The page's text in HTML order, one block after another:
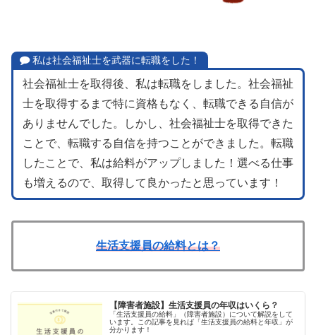
私は社会福祉士を武器に転職をした！
社会福祉士を取得後、私は転職をしました。社会福祉
士を取得するまで特に資格もなく、転職できる自信が
ありませんでした。しかし、社会福祉士を取得できた
ことで、転職する自信を持つことができました。転職
したことで、私は給料がアップしました！選べる仕事
も増えるので、取得して良かったと思っています！
生活支援員の給料とは？
【障害者施設】生活支援員の年収はいくら？
「生活支援員の給料」（障害者施設）について解説をして
います。この記事を見れば「生活支援員の給料と年収」が
分かります！